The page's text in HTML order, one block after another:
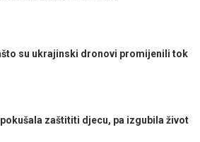
su ukrajinski dronovi promijenili tok
pokušala zaštititi djecu, pa izgubila život